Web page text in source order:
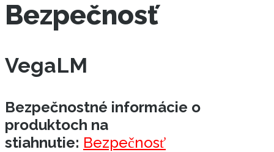
Bezpečnosť
VegaLM
Bezpečnostné informácie o
produktoch na
stiahnutie: Bezpečnosť